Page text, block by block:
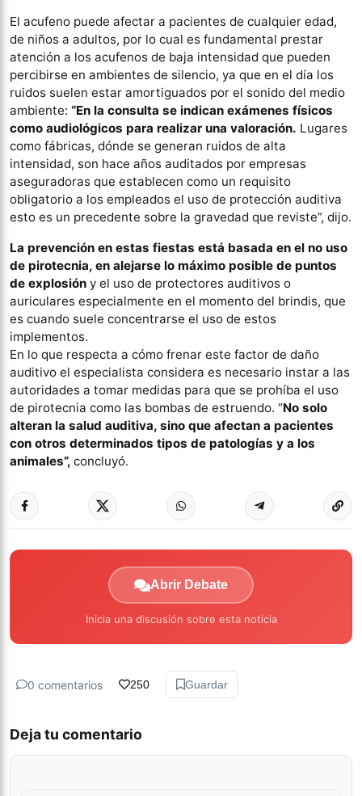
El acufeno puede afectar a pacientes de cualquier edad,
de niños a adultos, por lo cual es fundamental prestar
atención a los acufenos de baja intensidad que pueden
percibirse en ambientes de silencio, ya que en el día los
ruidos suelen estar amortiguados por el sonido del medio
ambiente: “En la consulta se indican exámenes físicos
como audiológicos para realizar una valoración. Lugares
como fábricas, dónde se generan ruidos de alta
intensidad, son hace años auditados por empresas
aseguradoras que establecen como un requisito
obligatorio a los empleados el uso de protección auditiva
esto es un precedente sobre la gravedad que reviste”, dijo.
La prevención en estas fiestas está basada en el no uso
de pirotecnia, en alejarse lo máximo posible de puntos
de explosión y el uso de protectores auditivos o
auriculares especialmente en el momento del brindis, que
es cuando suele concentrarse el uso de estos
implementos.
En lo que respecta a cómo frenar este factor de daño
auditivo el especialista considera es necesario instar a las
autoridades a tomar medidas para que se prohíba el uso
de pirotecnia como las bombas de estruendo. “No solo
alteran la salud auditiva, sino que afectan a pacientes
con otros determinados tipos de patologías y a los
animales”, concluyó.
Abrir Debate
Inicia una discusión sobre esta noticia
0 comentarios 250 Guardar
Deja tu comentario